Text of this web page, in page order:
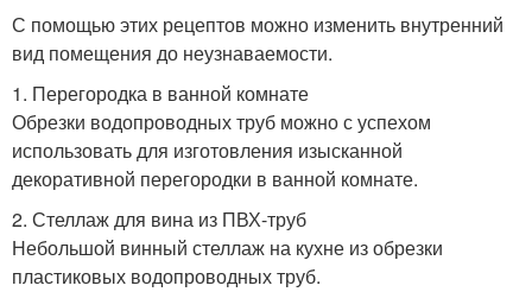
С помощью этих рецептов можно изменить внутренний
вид помещения до неузнаваемости.
1. Перегородка в ванной комнате
Обрезки водопроводных труб можно с успехом
использовать для изготовления изысканной
декоративной перегородки в ванной комнате.
2. Стеллаж для вина из ПВХ-труб
Небольшой винный стеллаж на кухне из обрезки
пластиковых водопроводных труб.